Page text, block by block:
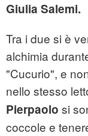
Giulia Salemi.
Tra i due si è
alchimia
"Cucurio", e
nello stesso
Pierpaolo si
coccole e